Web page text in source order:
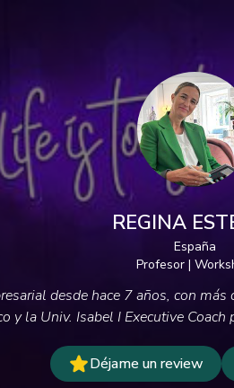
REGINA
España
Profesor |
desde hace 7 años, con
y la Univ. Isabel I Executive
Déjame un review